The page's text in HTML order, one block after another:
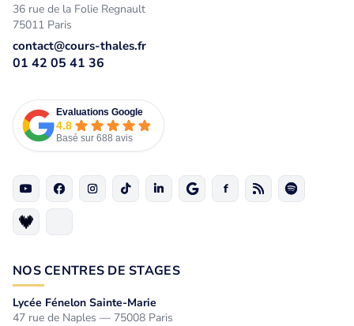
36 rue de la Folie Regnault
75011 Paris
contact@cours-thales.fr
01 42 05 41 36
Evaluations Google
4.8
Basé sur 688 avis
NOS CENTRES DE STAGES
Lycée Fénelon Sainte-Marie
47 rue de Naples — 75008 Paris